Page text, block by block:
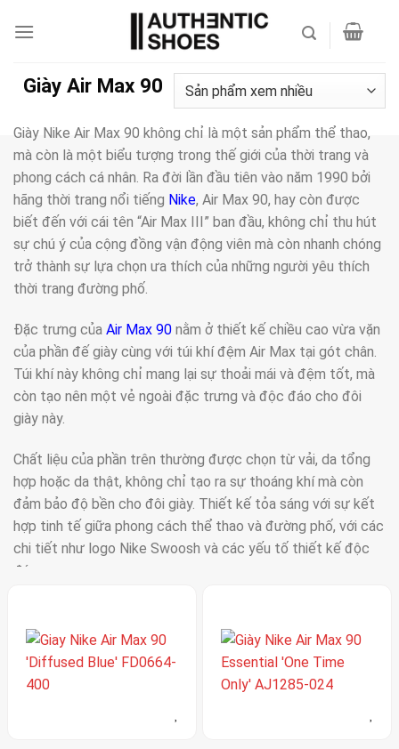
qua
dungGiày Air Max 90
Giày Nike Air Max 90 không chỉ là một sản phẩm thể thao,
mà còn là một biểu tượng trong thế giới của thời trang và
phong cách cá nhân. Ra đời lần đầu tiên vào năm 1990 bởi
hãng thời trang nổi tiếng Nike, Air Max 90, hay còn được
biết đến với cái tên “Air Max III” ban đầu, không chỉ thu hút
sự chú ý của cộng đồng vận động viên mà còn nhanh chóng
trở thành sự lựa chọn ưa thích của những người yêu thích
thời trang đường phố.
Đặc trưng của Air Max 90 nằm ở thiết kế chiều cao vừa vặn
của phần đế giày cùng với túi khí đệm Air Max tại gót chân.
Túi khí này không chỉ mang lại sự thoải mái và đệm tốt, mà
còn tạo nên một vẻ ngoài đặc trưng và độc đáo cho đôi
giày này.
Chất liệu của phần trên thường được chọn từ vải, da tổng
hợp hoặc da thật, không chỉ tạo ra sự thoáng khí mà còn
đảm bảo độ bền cho đôi giày. Thiết kế tỏa sáng với sự kết
hợp tinh tế giữa phong cách thể thao và đường phố, với các
chi tiết như logo Nike Swoosh và các yếu tố thiết kế độc
đáo.
giày thể thao mà còn là bảng canvas sáng tạo với đa dạng
màu sắc và kiểu dáng. Từ các tông màu cổ điển như đen,
trắng và xám, cho đến những màu sắc táo bạo và phá cách,
dạng trong thế giới giày dép. Ngoài ra, việc có các phiên bản